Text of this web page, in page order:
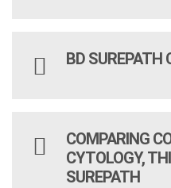
BD SUREPATH
COMPARING
CYTOLOGY,
SUREPATH